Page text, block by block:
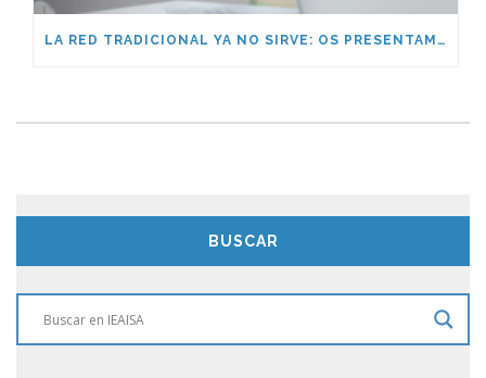
LA RED TRADICIONAL YA NO SIRVE: OS PRESENTAMOS LA REVOLUCIÓN SASE DE CATO NETWORKS
BUSCAR